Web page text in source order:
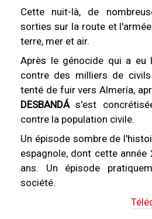
Cette nuit-là, de
sorties sur la route et
terre, mer et air.
Après le génocide qui a eu
contre des milliers de
tenté de fuir vers Almería,
DESBANDÁs'est
contre la population civile.
Un épisode sombre de
espagnole, dont cette
ans. Un épisode
société.